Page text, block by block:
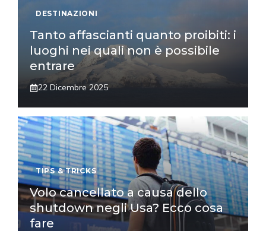
DESTINAZIONI
Tanto affascianti quanto proibiti: i
luoghi nei quali non è possibile
entrare
22 Dicembre 2025
TIPS & TRICKS
Volo cancellato a causa dello
shutdown negli Usa? Ecco cosa
fare